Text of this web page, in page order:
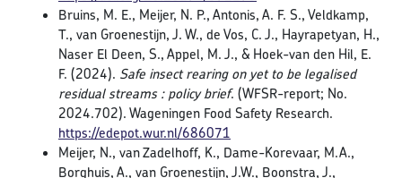
Bruins, M. E., Meijer, N. P., Antonis, A. F. S., Veldkamp,
T., van Groenestijn, J. W., de Vos, C. J., Hayrapetyan, H.,
Naser El Deen, S., Appel, M. J., & Hoek-van den Hil, E.
F. (2024). Safe insect rearing on yet to be legalised
residual streams : policy brief. (WFSR-report; No.
2024.702). Wageningen Food Safety Research.
https://edepot.wur.nl/686071
Meijer, N., van Zadelhoff, K., Dame-Korevaar, M.A.,
Borghuis, A., van Groenestijn, J.W., Boonstra, J.,